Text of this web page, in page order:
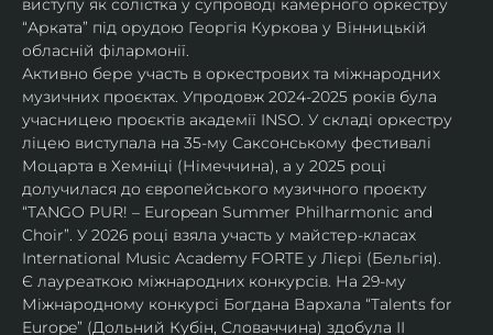
виступу як солістка у супроводі камерного оркестру
“Арката” під орудою Георгія Куркова у Вінницькій
обласній філармонії.
Активно бере участь в оркестрових та міжнародних
музичних проєктах. Упродовж 2024-2025 років була
учасницею проєктів академії INSO. У складі оркестру
ліцею виступала на 35-му Саксонському фестивалі
Моцарта в Хемніці (Німеччина), а у 2025 році
долучилася до європейського музичного проєкту
“TANGO PUR! – European Summer Philharmonic and
Choir”. У 2026 році взяла участь у майстер-класах
International Music Academy FORTE у Лієрі (Бельгія).
Є лауреаткою міжнародних конкурсів. На 29-му
Міжнародному конкурсі Богдана Вархала “Talents for
Europe” (Дольний Кубін, Словаччина) здобула ІІ